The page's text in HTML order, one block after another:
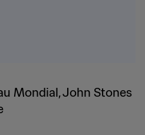
Mondial, John Stones